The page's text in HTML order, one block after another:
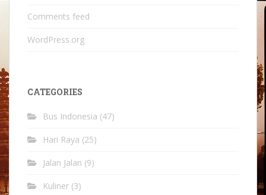
Comments feed
WordPress.org
CATEGORIES
Bus Indonesia (47)
Hari Raya (25)
Jalan Jalan (9)
Kuliner (3)